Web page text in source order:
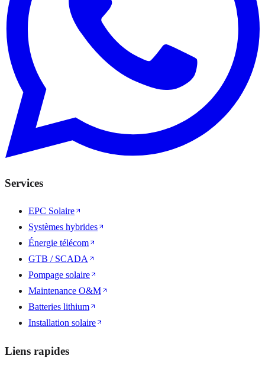
Services
EPC Solaire
Systèmes hybrides
Énergie télécom
GTB / SCADA
Pompage solaire
Maintenance O&M
Batteries lithium
Installation solaire
Liens rapides